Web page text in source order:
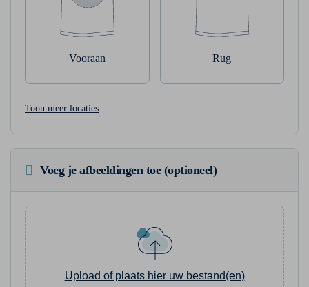
Vooraan Rug
Toon meer locaties
Voeg je afbeeldingen toe (optioneel)
Upload of plaats hier uw bestand(en)